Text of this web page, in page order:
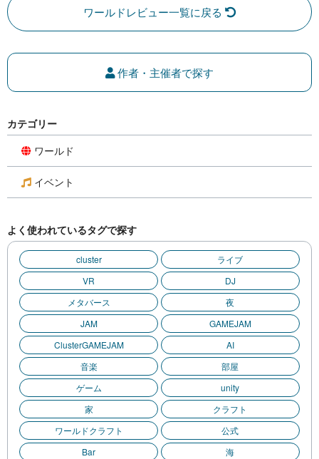
ワールドレビュー一覧に戻る
作者・主催者で探す
カテゴリー
ワールド
イベント
よく使われているタグで探す
cluster
ライブ
VR
DJ
メタバース
夜
JAM
GAMEJAM
ClusterGAMEJAM
AI
音楽
部屋
ゲーム
unity
家
クラフト
ワールドクラフト
公式
Bar
海